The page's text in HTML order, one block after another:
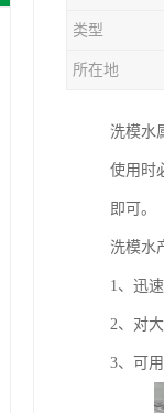
类型
所在地
洗模水
使用时
即可。
洗模水
1、迅
2、对
3、可